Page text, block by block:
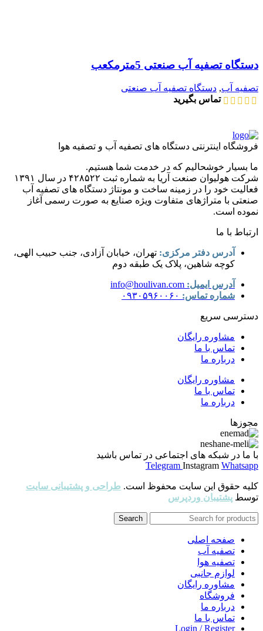
دستگاه تصفیه آب صنعتی 5مترمکعب
تصفیه آب, دستگاه تصفیه آب صنعتی
تماس بگیرید
فروشگاه اینترنتی دستگاه های تصفیه آب و تصفیه هوا
ما بسیار خوشحالیم که در خدمت شما هستیم.
شرکت هولیوان صنعت آریا به شماره ثبت ۴۲۸۵۲۲ در سال ۱۳۹۱
فعالیت خود را در زمینه ساخت و مونتاژ دستگاه های تصفیه آب
صنعتی با متراژهای متفاوت ویژه صنایع به صورت رسمی آغاز
نموده است.
ارتباط با ما
آدرس دفتر مرکزی: تهران، خیابان آزادی، جنب حبیب الهی،
کوچه شاهین، پلاک یک طبقه دوم
آدرس ایمیل: info@houlivan.com
شماره تماس: ۰۹۳۰۵۹۶۰۰۶۰
دسترسی سریع
مشاوره رایگان
تماس با ما
درباره ما
مشاوره رایگان
تماس با ما
درباره ما
مجوزها
با ما در شبکه های اجتماعی در تماس باشید
Telegram Instagram Whatsapp
کلیه حقوق این سایت محفوظ است. طراحی و پشتیبانی سایت
توسط پشتیبان وردپرس
Search
صفحه اصلی
تصفیه آب
تصفیه هوا
لوازم جانبی
مشاوره رایگان
فروشگاه
درباره ما
تماس با ما
Login / Register